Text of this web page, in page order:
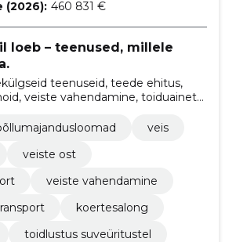
(2026): 460 831 €
loeb – teenused, millele
teenuseid, teede ehitus,
veiste vahendamine, toiduainete
ja toidlustus suveüritustel.
veis
veiste ost
veiste vahendamine
koertesalong
toidlustus suveüritustel